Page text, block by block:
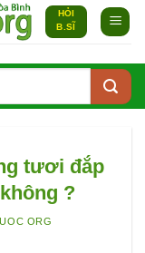
HỎI
B.SĨ
tươi đắp
?
ORG